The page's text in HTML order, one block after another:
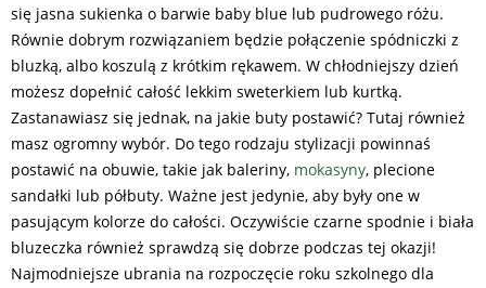
się jasna sukienka o barwie baby blue lub pudrowego różu.
Równie dobrym rozwiązaniem będzie połączenie spódniczki z
bluzką, albo koszulą z krótkim rękawem. W chłodniejszy dzień
możesz dopełnić całość lekkim sweterkiem lub kurtką.
Zastanawiasz się jednak, na jakie buty postawić? Tutaj również
masz ogromny wybór. Do tego rodzaju stylizacji powinnaś
postawić na obuwie, takie jak baleriny, mokasyny, plecione
sandałki lub półbuty. Ważne jest jedynie, aby były one w
pasującym kolorze do całości. Oczywiście czarne spodnie i biała
bluzeczka również sprawdzą się dobrze podczas tej okazji!
Najmodniejsze ubrania na rozpoczęcie roku szkolnego dla